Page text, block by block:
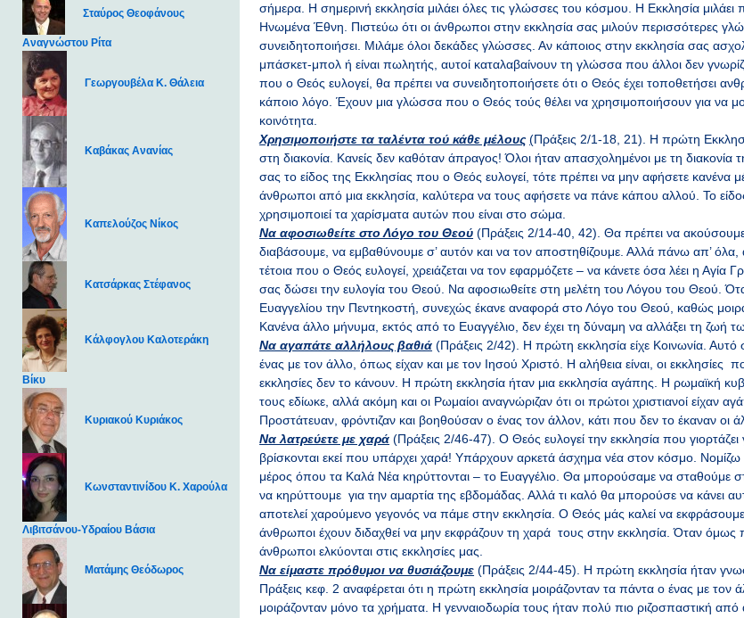
Σταύρος Θεοφάνους
Αναγνώστου Ρίτα
Γεωργουβέλα Κ. Θάλεια
Καβάκας Ανανίας
Καπελούζος Νίκος
Κατσάρκας Στέφανος
Κάλφογλου Καλοτεράκη
Βίκυ
Κυριακού Κυριάκος
Κωνσταντινίδου Κ. Χαρούλα
Λιβιτσάνου-Υδραίου Βάσια
Ματάμης Θεόδωρος
σήμερα. Η σημερινή εκκλησία μιλάει όλες τις γλώσσες του κόσμου. Η Εκκλησία
Ηνωμένα Έθνη. Πιστεύω ότι οι άνθρωποι στην εκκλησία σας μιλούν περισσότερες
συνειδητοποιήσει. Μιλάμε όλοι δεκάδες γλώσσες. Αν κάποιος στην εκκλησία σας
μπάσκετ-μπολ ή είναι πωλητής, αυτοί καταλαβαίνουν τη γλώσσα που άλλοι δεν
που ο Θεός ευλογεί, θα πρέπει να συνειδητοποιήσετε ότι ο Θεός έχει τοποθετήσει
κάποιο λόγο. Έχουν μια γλώσσα που ο Θεός τούς θέλει να χρησιμοποιήσουν για να
κοινότητα.
Χρησιμοποιήστε τα ταλέντα τού κάθε μέλους (Πράξεις 2/1-18, 21). Η πρώτη
στη διακονία. Κανείς δεν καθόταν άπραγος! Όλοι ήταν απασχολημένοι με τη διακονία
σας το είδος της Εκκλησίας που ο Θεός ευλογεί, τότε πρέπει να μην αφήσετε κανένα
άνθρωποι από μια εκκλησία, καλύτερα να τους αφήσετε να πάνε κάπου αλλού. Το
χρησιμοποιεί τα χαρίσματα αυτών που είναι στο σώμα.
Να αφοσιωθείτε στο Λόγο του Θεού (Πράξεις 2/14-40, 42). Θα πρέπει να
διαβάσουμε, να εμβαθύνουμε σ’ αυτόν και να τον αποστηθίζουμε. Αλλά πάνω απ’ όλα,
τέτοια που ο Θεός ευλογεί, χρειάζεται να τον εφαρμόζετε – να κάνετε όσα λέει η
σας δώσει την ευλογία του Θεού. Να αφοσιωθείτε στη μελέτη του Λόγου του Θεού.
Ευαγγελίου την Πεντηκοστή, συνεχώς έκανε αναφορά στο Λόγο του Θεού, καθώς
Κανένα άλλο μήνυμα, εκτός από το Ευαγγέλιο, δεν έχει τη δύναμη να αλλάξει τη ζωή
Να αγαπάτε αλλήλους βαθιά (Πράξεις 2/42). Η πρώτη εκκλησία είχε Κοινωνία. Αυτό
ένας με τον άλλο, όπως είχαν και με τον Ιησού Χριστό. Η αλήθεια είναι, οι
εκκλησίες δεν το κάνουν. Η πρώτη εκκλησία ήταν μια εκκλησία αγάπης. Η ρωμαϊκή
τους εδίωκε, αλλά ακόμη και οι Ρωμαίοι αναγνώριζαν ότι οι πρώτοι χριστιανοί είχαν
Προστάτευαν, φρόντιζαν και βοηθούσαν ο ένας τον άλλον, κάτι που δεν το έκαναν οι
Να λατρεύετε με χαρά (Πράξεις 2/46-47). Ο Θεός ευλογεί την εκκλησία που
βρίσκονται εκεί που υπάρχει χαρά! Υπάρχουν αρκετά άσχημα νέα στον κόσμο. Νομίζω
μέρος όπου τα Καλά Νέα κηρύττονται – το Ευαγγέλιο. Θα μπορούσαμε να σταθούμε
να κηρύττουμε για την αμαρτία της εβδομάδας. Αλλά τι καλό θα μπορούσε να κάνει
αποτελεί χαρούμενο γεγονός να πάμε στην εκκλησία. Ο Θεός μάς καλεί να
άνθρωποι έχουν διδαχθεί να μην εκφράζουν τη χαρά τους στην εκκλησία. Όταν όμως
άνθρωποι ελκύονται στις εκκλησίες μας.
Να είμαστε πρόθυμοι να θυσιάζουμε (Πράξεις 2/44-45). Η πρώτη εκκλησία ήταν
Πράξεις κεφ. 2 αναφέρεται ότι η πρώτη εκκλησία μοιράζονταν τα πάντα ο ένας με
μοιράζονταν μόνο τα χρήματα. Η γενναιοδωρία τους ήταν πολύ πιο ριζοσπαστική